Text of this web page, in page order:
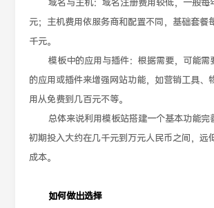
域名与主机：域名注册费用较低，一般每
元；主机费用依服务商和配置不同，基础套餐
千元。
模板中的应用与插件：根据需要，可能需
的应用或插件来增强网站功能，如营销工具、
用从免费到几百元不等。
总体来说利用模板站搭建一个基本功能完
初期投入大约在几千元到万元人民币之间，远
成本。
如何做出选择